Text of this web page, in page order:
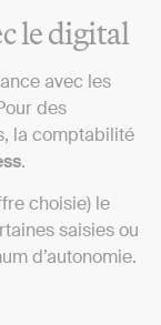
le digital
avec les
des
la comptabilité
.
choisie) le
saisies ou
d’autonomie.